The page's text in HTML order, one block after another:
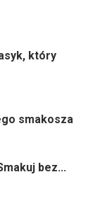
który
smakosza
bez...